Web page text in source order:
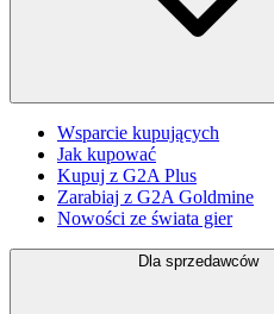
Wsparcie kupujących
Jak kupować
Kupuj z G2A Plus
Zarabiaj z G2A Goldmine
Nowości ze świata gier
Dla sprzedawców